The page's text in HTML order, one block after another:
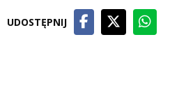
UDOSTĘPNIJ